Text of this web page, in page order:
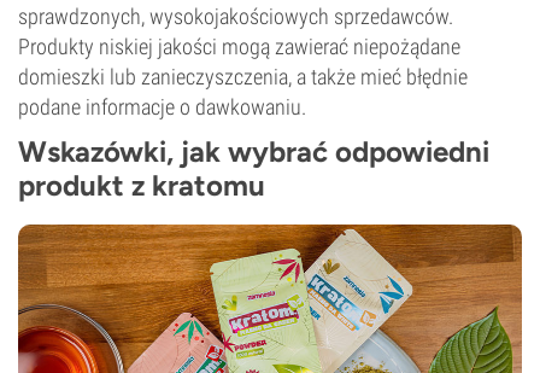
sprawdzonych, wysokojakościowych sprzedawców.
Produkty niskiej jakości mogą zawierać niepożądane
domieszki lub zanieczyszczenia, a także mieć błędnie
podane informacje o dawkowaniu.
Wskazówki, jak wybrać odpowiedni
produkt z kratomu